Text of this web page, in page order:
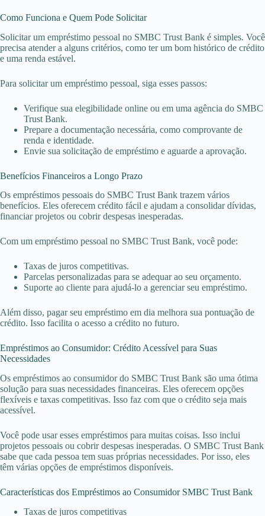
Como Funciona e Quem Pode Solicitar
Solicitar um empréstimo pessoal no SMBC Trust Bank é simples. Você
precisa atender a alguns critérios, como ter um bom histórico de crédito
e uma renda estável.
Para solicitar um empréstimo pessoal, siga esses passos:
Verifique sua elegibilidade online ou em uma agência do SMBC
Trust Bank.
Prepare a documentação necessária, como comprovante de
renda e identidade.
Envie sua solicitação de empréstimo e aguarde a aprovação.
Benefícios Financeiros a Longo Prazo
Os empréstimos pessoais do SMBC Trust Bank trazem vários
benefícios. Eles oferecem crédito fácil e ajudam a consolidar dívidas,
financiar projetos ou cobrir despesas inesperadas.
Com um empréstimo pessoal no SMBC Trust Bank, você pode:
Taxas de juros competitivas.
Parcelas personalizadas para se adequar ao seu orçamento.
Suporte ao cliente para ajudá-lo a gerenciar seu empréstimo.
Além disso, pagar seu empréstimo em dia melhora sua pontuação de
crédito. Isso facilita o acesso a crédito no futuro.
Empréstimos ao Consumidor: Crédito Acessível para Suas
Necessidades
Os empréstimos ao consumidor do SMBC Trust Bank são uma ótima
solução para suas necessidades financeiras. Eles oferecem opções
flexíveis e taxas competitivas. Isso faz com que o crédito seja mais
acessível.
Você pode usar esses empréstimos para muitas coisas. Isso inclui
projetos pessoais ou cobrir despesas inesperadas. O SMBC Trust Bank
sabe que cada pessoa tem suas próprias necessidades. Por isso, eles
têm várias opções de empréstimos disponíveis.
Características dos Empréstimos ao Consumidor SMBC Trust Bank
Taxas de juros competitivas